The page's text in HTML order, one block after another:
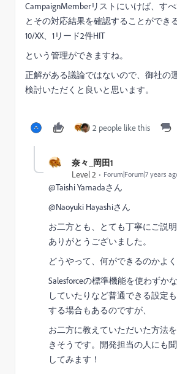
CampaignMemberリストにいけば、す
とその対応結果を確認することができ
10/XX、1リード2件HIT
という管理ができますね。
正解がある議論ではないので、御社の
検討いただくと良いと思います。
2 people like this
奈々_岡田1
Level 2
Forum|Forum|7 years
@Taishi Yamada​さん
@Naoyuki Hayashi​さん
お二方とも、とても丁寧にご説
ありがとうございました。
どうやって、何ができるのかよく
Salesforceの標準機能を使わずか
していたりなど普通できる設定
する場合もあるのですが、
お二方に教えていただいた方法
きそうです。開発担当の人にも
してみます！